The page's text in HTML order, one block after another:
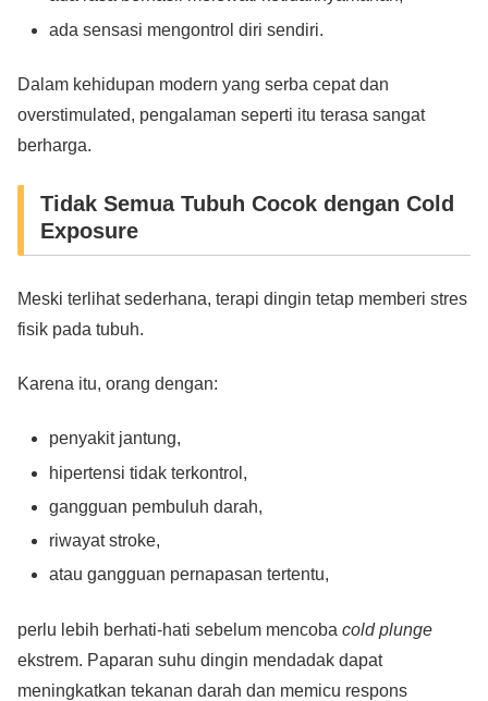
ada sensasi mengontrol diri sendiri.
Dalam kehidupan modern yang serba cepat dan
overstimulated, pengalaman seperti itu terasa sangat
berharga.
Tidak Semua Tubuh Cocok dengan Cold
Exposure
Meski terlihat sederhana, terapi dingin tetap memberi stres
fisik pada tubuh.
Karena itu, orang dengan:
penyakit jantung,
hipertensi tidak terkontrol,
gangguan pembuluh darah,
riwayat stroke,
atau gangguan pernapasan tertentu,
perlu lebih berhati-hati sebelum mencoba cold plunge
ekstrem. Paparan suhu dingin mendadak dapat
meningkatkan tekanan darah dan memicu respons